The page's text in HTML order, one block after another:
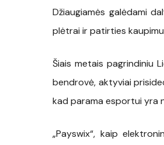
Džiaugiamės galėdami
plėtrai ir patirties
Šiais metais pagrindiniu
bendrovė, aktyviai
kad parama esportui yra
„Payswix“, kaip